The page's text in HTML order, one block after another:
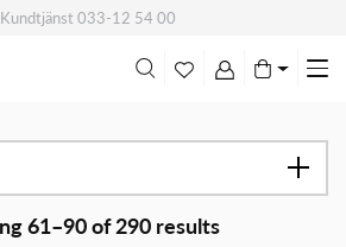
033-12 54 00
61–90 of 290 results